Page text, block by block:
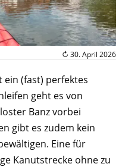
↻ 30. April 2026
(fast) perfektes
geht es von
Banz vorbei
gibt es zudem kein
Eine für
Kanutstrecke ohne zu